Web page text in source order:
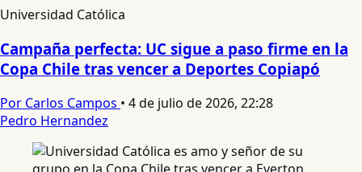
Universidad Católica
Campaña perfecta: UC sigue a paso firme en la
Copa Chile tras vencer a Deportes Copiapó
Por Carlos Campos • 4 de julio de 2026, 22:28
Pedro Hernandez